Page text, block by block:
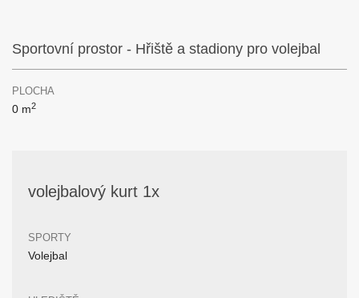
Sportovní prostor - Hřiště a stadiony pro volejbal
PLOCHA
0 m2
volejbalový kurt 1x
SPORTY
Volejbal